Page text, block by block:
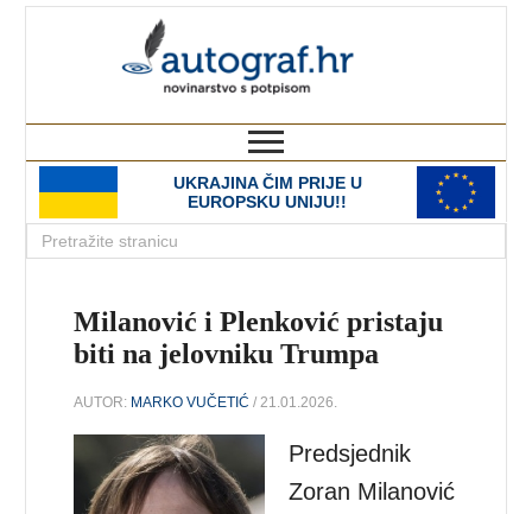
UKRAJINA ČIM PRIJE U
EUROPSKU UNIJU!!
Milanović i Plenković pristaju
biti na jelovniku Trumpa
AUTOR: MARKO VUČETIĆ / 21.01.2026.
Predsjednik
Zoran Milanović